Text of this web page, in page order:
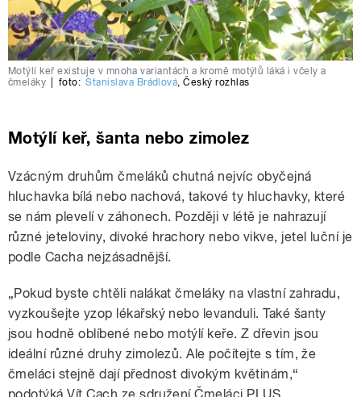
Motýlí keř existuje v mnoha variantách a kromě motýlů láká i včely a
čmeláky
foto: Stanislava Brádlová,Český rozhlas
Motýlí keř, šanta nebo zimolez
Vzácným druhům čmeláků chutná nejvíc obyčejná
hluchavka bílá nebo nachová, takové ty hluchavky, které
se nám plevelí v záhonech. Později v létě je nahrazují
různé jeteloviny, divoké hrachory nebo vikve, jetel luční je
podle Cacha nejzásadnější.
„Pokud byste chtěli nalákat čmeláky na vlastní zahradu,
vyzkoušejte yzop lékařský nebo levanduli. Také šanty
jsou hodně oblíbené nebo motýlí keře. Z dřevin jsou
ideální různé druhy zimolezů. Ale počítejte s tím, že
čmeláci stejně dají přednost divokým květinám,“